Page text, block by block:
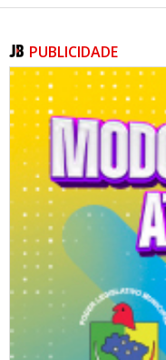
Saúde de Camboriú
profissionais
BALNEÁRIO
06/08/2026 | 07:00
Balneário Piçarras terá
no dia 22 de agosto
ITAJAÍ
06/08/2026 | 10:03
Diretoras da Educação
gestão
ITAJAÍ
06/08/2026 | 10:04
Bocha de Itajaí é vice-
PUBLICIDADE